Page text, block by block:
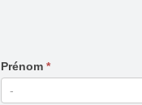
SEJOUR
LINGUISTIQUE
-
Prénom*